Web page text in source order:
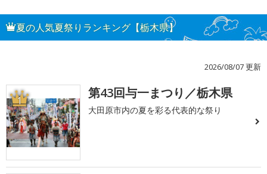
夏の人気夏祭りランキング【栃木県】
2026/08/07 更新
1 第43回与一まつり／栃木県
大田原市内の夏を彩る代表的な祭り